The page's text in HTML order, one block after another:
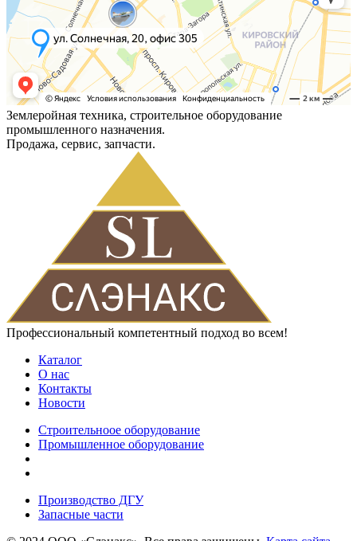
Землеройная техника, строительное оборудование
промышленного назначения.
Продажа, сервис, запчасти.
Профессиональный компетентный подход во всем!
Каталог
О нас
Контакты
Новости
Строительноое оборудование
Промышленное оборудование
Производство ДГУ
Запасные части